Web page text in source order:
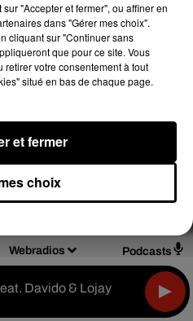
Webradios Podcasts
Davido & Lojay
de jeux
2024
"Accepter et fermer", ou affiner en
dans "Gérer mes choix".
cliquant sur "Continuer sans
que pour ce site. Vous
retirer votre consentement à tout
situé en bas de chaque page.
choix
et fermer